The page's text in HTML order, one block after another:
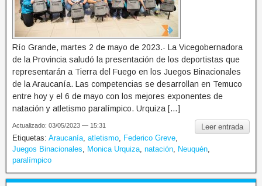
Río Grande, martes 2 de mayo de 2023.- La Vicegobernadora
de la Provincia saludó la presentación de los deportistas que
representarán a Tierra del Fuego en los Juegos Binacionales
de la Araucanía. Las competencias se desarrollan en Temuco
entre hoy y el 6 de mayo con los mejores exponentes de
natación y atletismo paralímpico. Urquiza […]
Leer entrada
Actualizado: 03/05/2023 — 15:31
Etiquetas: Araucanía atletismo Federico Greve
Juegos Binacionales
Monica Urquiza natación Neuquén
paralímpico